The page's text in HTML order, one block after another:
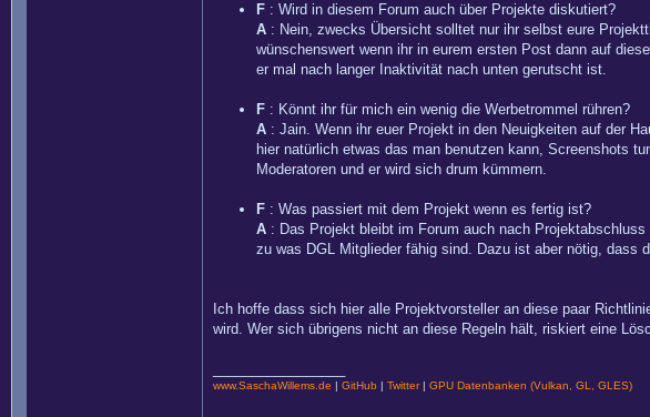
F : Wird in diesem Forum auch über Projekte diskutiert?
A : Nein, zwecks Übersicht solltet nur ihr selbst eure
wünschenswert wenn ihr in eurem ersten Post dann auf
er mal nach langer Inaktivität nach unten gerutscht ist.
F : Könnt ihr für mich ein wenig die Werbetrommel rühren?
A : Jain. Wenn ihr euer Projekt in den Neuigkeiten auf der
hier natürlich etwas das man benutzen kann, Screenshots
Moderatoren und er wird sich drum kümmern.
F : Was passiert mit dem Projekt wenn es fertig ist?
A : Das Projekt bleibt im Forum auch nach
zu was DGL Mitglieder fähig sind. Dazu ist aber nötig, dass
Ich hoffe dass sich hier alle Projektvorsteller an diese paar
wird. Wer sich übrigens nicht an diese Regeln hält, riskiert eine
www.SaschaWillems.de | GitHub | Twitter| GPU Datenbanken (Vulkan, GL, GLES)